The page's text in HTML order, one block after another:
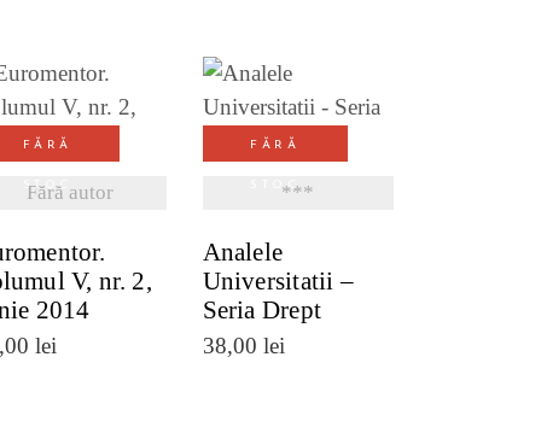
FĂRĂ
STOC
Fără autor
V, nr. 2,
2014
lei
FĂRĂ
STOC
***
Analele
Universitatii –
Seria Drept
38,00 lei